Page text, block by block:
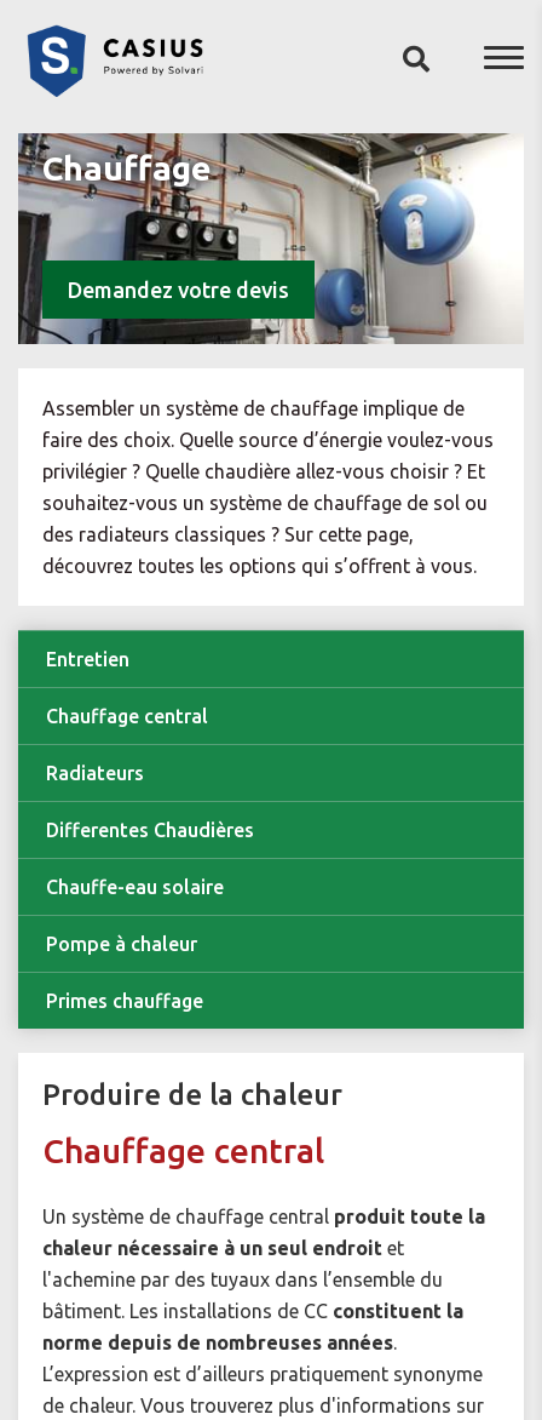
Chauffage
Demandez votre devis
Assembler un système de chauffage implique de
faire des choix. Quelle source d’énergie voulez-vous
privilégier ? Quelle chaudière allez-vous choisir ? Et
souhaitez-vous un système de chauffage de sol ou
des radiateurs classiques ? Sur cette page,
découvrez toutes les options qui s’offrent à vous.
Entretien
Chauffage central
Radiateurs
Differentes Chaudières
Chauffe-eau solaire
Pompe à chaleur
Primes chauffage
Produire de la chaleur
Chauffage central
Un système de chauffage central produit toute la
chaleur nécessaire à un seul endroit et
l'achemine par des tuyaux dans l’ensemble du
bâtiment. Les installations de CC constituent la
norme depuis de nombreuses années.
L’expression est d’ailleurs pratiquement synonyme
de chaleur. Vous trouverez plus d'informations sur